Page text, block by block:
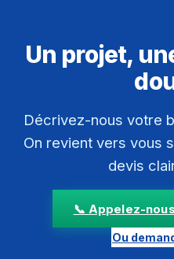
Un projet,
Décrivez-nous votre
On revient vers vous
devis
📞 Appelez-
Ou